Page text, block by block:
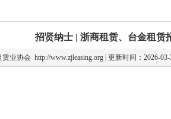
招贤纳士 | 浙商租赁、台金租赁
赁业协会http://www.zjleasing.org | 更新时间：2026-